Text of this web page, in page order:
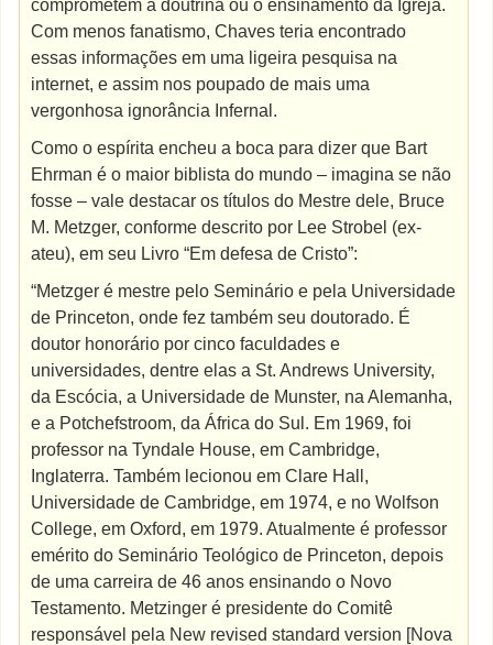
comprometem a doutrina ou o ensinamento da Igreja.
Com menos fanatismo, Chaves teria encontrado
essas informações em uma ligeira pesquisa na
internet, e assim nos poupado de mais uma
vergonhosa ignorância Infernal.
Como o espírita encheu a boca para dizer que Bart
Ehrman é o maior biblista do mundo – imagina se não
fosse – vale destacar os títulos do Mestre dele, Bruce
M. Metzger, conforme descrito por Lee Strobel (ex-
ateu), em seu Livro “Em defesa de Cristo”:
“Metzger é mestre pelo Seminário e pela Universidade
de Princeton, onde fez também seu doutorado. É
doutor honorário por cinco faculdades e
universidades, dentre elas a St. Andrews University,
da Escócia, a Universidade de Munster, na Alemanha,
e a Potchefstroom, da África do Sul. Em 1969, foi
professor na Tyndale House, em Cambridge,
Inglaterra. Também lecionou em Clare Hall,
Universidade de Cambridge, em 1974, e no Wolfson
College, em Oxford, em 1979. Atualmente é professor
emérito do Seminário Teológico de Princeton, depois
de uma carreira de 46 anos ensinando o Novo
Testamento. Metzinger é presidente do Comitê
responsável pela New revised standard version [Nova